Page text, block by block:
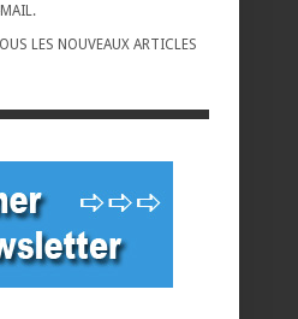
LES NOUVEAUX ARTICLES